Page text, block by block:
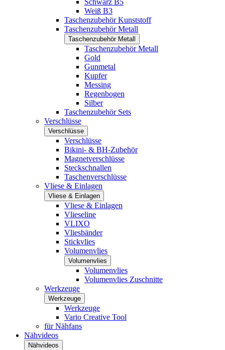
Schwarz B5
Weiß B3
Taschenzubehör Kunststoff
Taschenzubehör Metall
Taschenzubehör Metall
Taschenzubehör Metall
Gold
Gunmetal
Kupfer
Messing
Regenbogen
Silber
Taschenzubehör Sets
Verschlüsse
Verschlüsse
Verschlüsse
Bikini- & BH-Zubehör
Magnetverschlüsse
Steckschnallen
Taschenverschlüsse
Vliese & Einlagen
Vliese & Einlagen
Vliese & Einlagen
Vlieseline
VLIXO
Vliesbänder
Stickvlies
Volumenvlies
Volumenvlies
Volumenvlies
Volumenvlies Zuschnitte
Werkzeuge
Werkzeuge
Werkzeuge
Vario Creative Tool
für Nähfans
Nähvideos
Nähvideos